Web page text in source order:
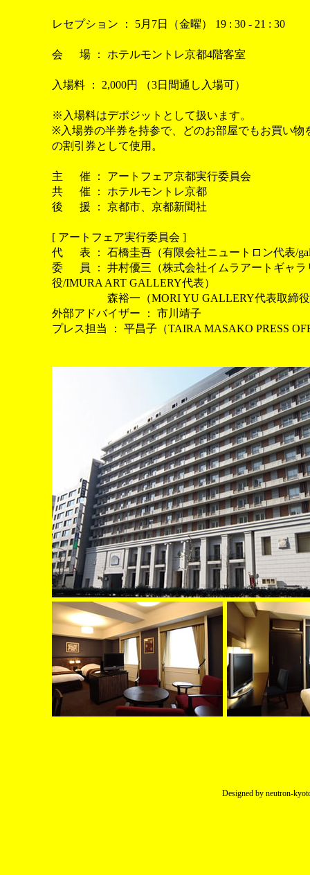
レセプション ： 5月7日（金曜） 19 : 30 - 21 : 30
会 場 ： ホテルモントレ京都4階客室
入場料 ： 2,000円 （3日間通し入場可）
※入場料はデポジットとして扱います。
※入場券の半券を持参で、どのお部屋でもお買い物
の割引券として使用。
主
催 ： アートフェア京都実行委員会
共
催 ： ホテルモントレ京都
後
援 ： 京都市、京都新聞社
[ アートフェア実行委員会 ]
代
表 ： 石橋圭吾（有限会社ニュートロン代表/
委
員 ： 井村優三（株式会社イムラアートギャ
役/IMURA ART GALLERY代表）
森裕一（MORI YU GALLERY代表取締
外部アドバイザー ： 市川靖子
プレス担当 ： 平昌子（TAIRA MASAKO PRESS
Designed by neutron-